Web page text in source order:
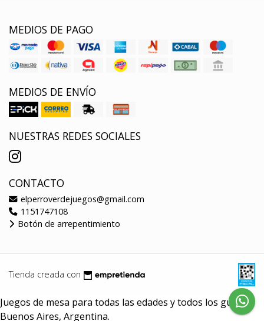
MEDIOS DE PAGO
MEDIOS DE ENVÍO
NUESTRAS REDES SOCIALES
CONTACTO
elperroverdejuegos@gmail.com
1151747108
Botón de arrepentimiento
Tienda creada con
Juegos de mesa para todas las edades y todos los gustos.
Buenos Aires, Argentina.